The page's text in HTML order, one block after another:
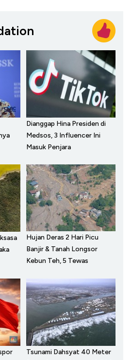
Dianggap Hina Presiden di
Medsos, 3 Influencer Ini
Masuk Penjara
Hujan Deras 2 Hari Picu
Banjir & Tanah Longsor
Kebun Teh, 5 Tewas
Tsunami Dahsyat 40 Meter